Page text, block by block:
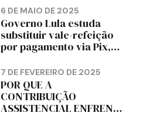
CORTIÇA E ARTEFATOS
DE PAPEL DO ESTADO DO
PARANÁ – FETRAPEL-PR
6 DE MAIO DE 2025
Governo Lula estuda
substituir vale-refeição
por pagamento via Pix,
7 DE FEVEREIRO DE 2025
POR QUE A
CONTRIBUIÇÃO
ASSISTENCIAL ENFRENTA